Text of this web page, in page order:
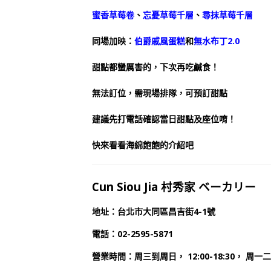
蜜香草莓卷、 忘憂草莓千層 、 尋抹草莓千層
同場加映： 伯爵戚風蛋糕和無水布丁2.0
甜點都蠻厲害的，下次再吃鹹食！
無法訂位，需現場排隊，可預訂甜點
建議先打電話確認當日甜點及座位唷！
快來看看海綿飽飽的介紹吧
Cun Siou Jia 村秀家 ベーカリー
地址：台北市大同區昌吉街4-1號
電話：02-2595-5871
營業時間：周三到周日， 12:00-18:30， 周一